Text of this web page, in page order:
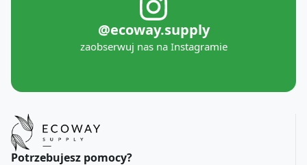
@ecoway.supply
zaobserwuj nas na Instagramie
Potrzebujesz pomocy?